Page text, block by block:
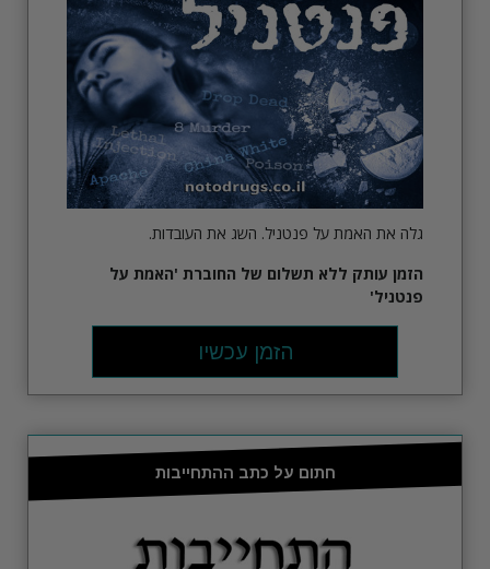
גלה את האמת על פנטניל. השג את העובדות.
הזמן עותק ללא תשלום של החוברת 'האמת על
פנטניל'
הזמן עכשיו
חתום על כתב ההתחייבות